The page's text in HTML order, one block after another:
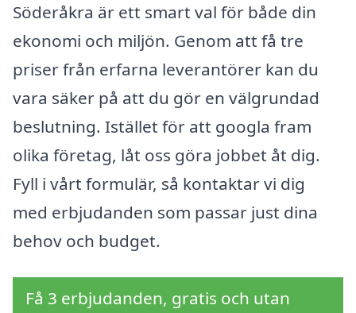
Söderåkra är ett smart val för både din
ekonomi och miljön. Genom att få tre
priser från erfarna leverantörer kan du
vara säker på att du gör en välgrundad
beslutning. Istället för att googla fram
olika företag, låt oss göra jobbet åt dig.
Fyll i vårt formulär, så kontaktar vi dig
med erbjudanden som passar just dina
behov och budget.
Få 3 erbjudanden, gratis och utan